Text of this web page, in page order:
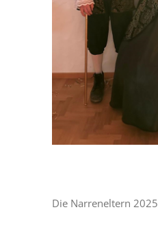
Die Narreneltern 2025